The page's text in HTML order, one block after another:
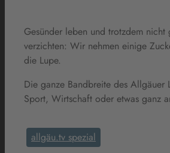
Gesünder leben und trotzdem nicht
verzichten: Wir nehmen einige
die Lupe.
Die ganze Bandbreite des Allgäuer
Sport, Wirtschaft oder etwas ganz
allgäu.tv spezial